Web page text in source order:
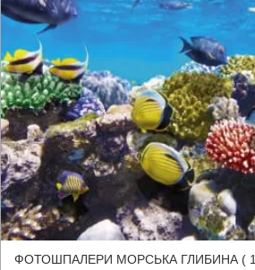
ФОТОШПАЛЕРИ МОРСЬКА ГЛИБИНА (